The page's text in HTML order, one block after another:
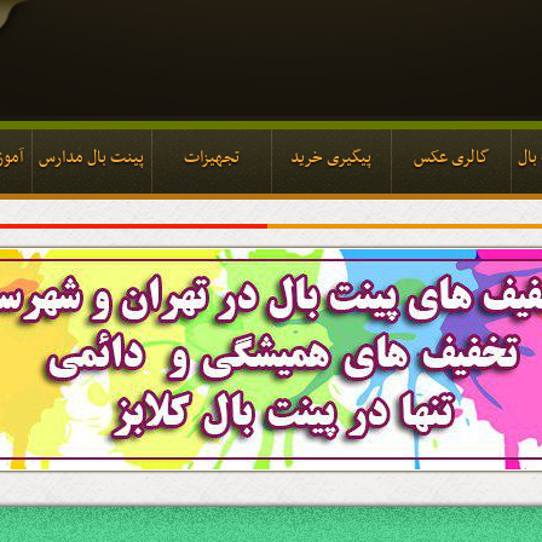
گالری عکس پیگیری خرید تجهیزات پینت بال مدارس